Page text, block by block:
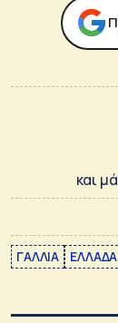
και
ΓΑΛΛΙΑ ΕΛΛΑΔΑ